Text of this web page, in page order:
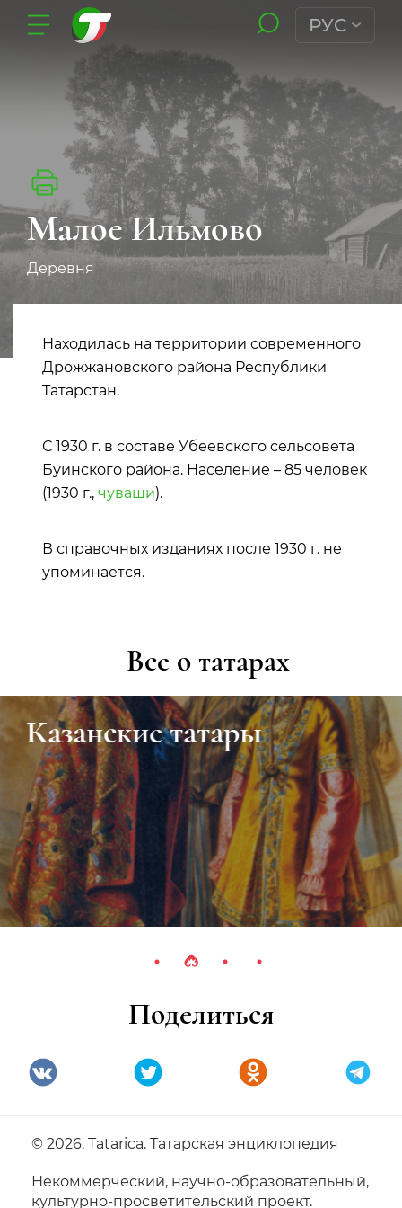
РУС
Малое Ильмово
Деревня
Находилась на территории современного
Дрожжановского района Республики
Татарстан.
С 1930 г. в составе Убеевского сельсовета
Буинского района. Население – 85 человек
(1930 г., чуваши).
В справочных изданиях после 1930 г. не
упоминается.
Все о татарах
Казанские татары
Поделиться
© 2026. Tatarica. Татарская энциклопедия
Некоммерческий, научно-образовательный,
культурно-просветительский проект.